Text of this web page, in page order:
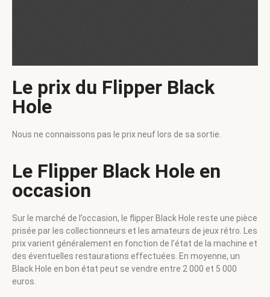
Le prix du Flipper Black
Hole
Nous ne connaissons pas le prix neuf lors de sa sortie.
Le Flipper Black Hole en
occasion
Sur le marché de l’occasion, le flipper Black Hole reste une pièce
prisée par les collectionneurs et les amateurs de jeux rétro. Les
prix varient généralement en fonction de l’état de la machine et
des éventuelles restaurations effectuées. En moyenne, un
Black Hole en bon état peut se vendre entre 2 000 et 5 000
euros.